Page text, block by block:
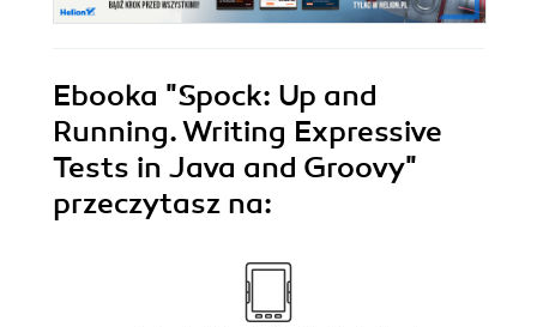
Ebooka "Spock: Up and
Running. Writing Expressive
Tests in Java and Groovy"
przeczytasz na: